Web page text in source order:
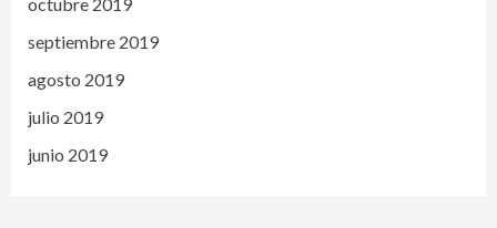
septiembre 2019
agosto 2019
julio 2019
junio 2019